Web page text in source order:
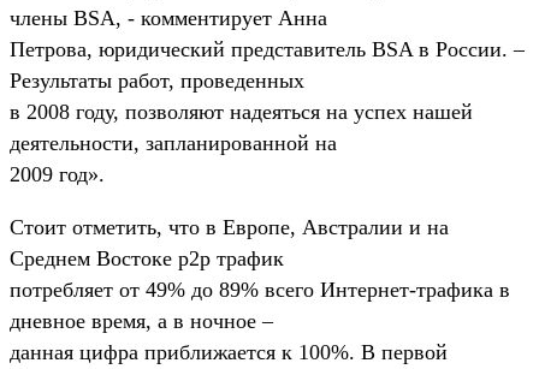
члены BSA, - комментирует Анна
Петрова, юридический представитель BSA в России. –
Результаты работ, проведенных
в 2008 году, позволяют надеяться на успех нашей
деятельности, запланированной на
2009 год».
Стоит отметить, что в Европе, Австралии и на
Среднем Востоке p2p трафик
потребляет от 49% до 89% всего Интернет-трафика в
дневное время, а в ночное –
данная цифра приближается к 100%. В первой